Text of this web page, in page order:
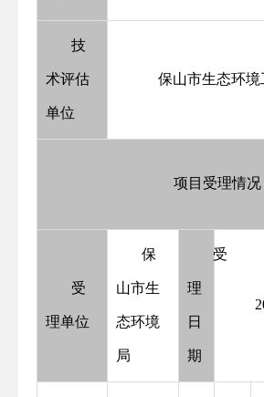
技
术评估
单位
保山市生态环
项目受理情况
受
理单位
保
山市生
态环境
局
受
理
日
期